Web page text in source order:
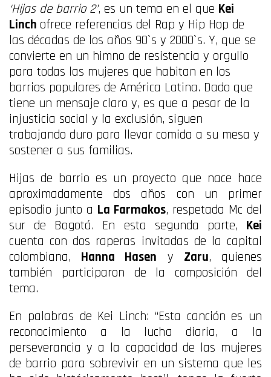
‘Hijas de barrio 2’, es un tema en el que Kei
Linch ofrece referencias del Rap y Hip Hop de
las décadas de los años 90`s y 2000`s. Y, que se
convierte en un himno de resistencia y orgullo
para todas las mujeres que habitan en los
barrios populares de América Latina. Dado que
tiene un mensaje claro y, es que a pesar de la
injusticia social y la exclusión, siguen
trabajando duro para llevar comida a su mesa y
sostener a sus familias.
Hijas de barrio es un proyecto que nace hace
aproximadamente dos años con un primer
episodio junto a La Farmakos, respetada Mc del
sur de Bogotá. En esta segunda parte, Kei
cuenta con dos raperas invitadas de la capital
colombiana, Hanna Hasen y Zaru, quienes
también participaron de la composición del
tema.
En palabras de Kei Linch: “Esta canción es un
reconocimiento a la lucha diaria, a la
perseverancia y a la capacidad de las mujeres
de barrio para sobrevivir en un sistema que les